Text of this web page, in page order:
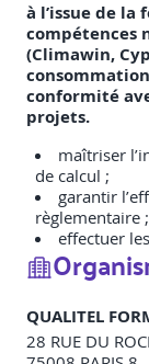
à l’issue de
compétences
(Climawin,
conformité
projets.
maîtriser
de calcul ;
garantir
règlementaire ;
effectuer
QUALITEL
28 RUE DU